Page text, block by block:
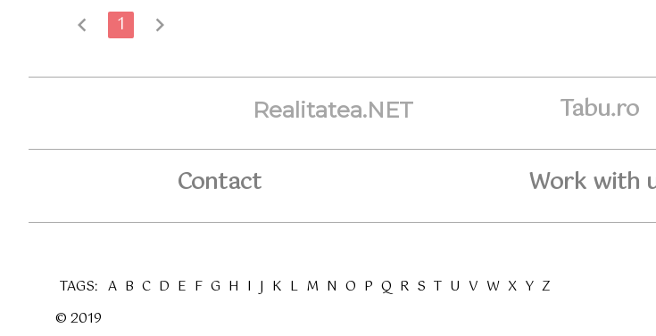
chevron_left 1 chevron_right
Realitatea.NET Tabu.ro
Contact Work with
TAGS: A B C D E F G H I J K L M N O P Q R S T U V W X Y Z
© 2019